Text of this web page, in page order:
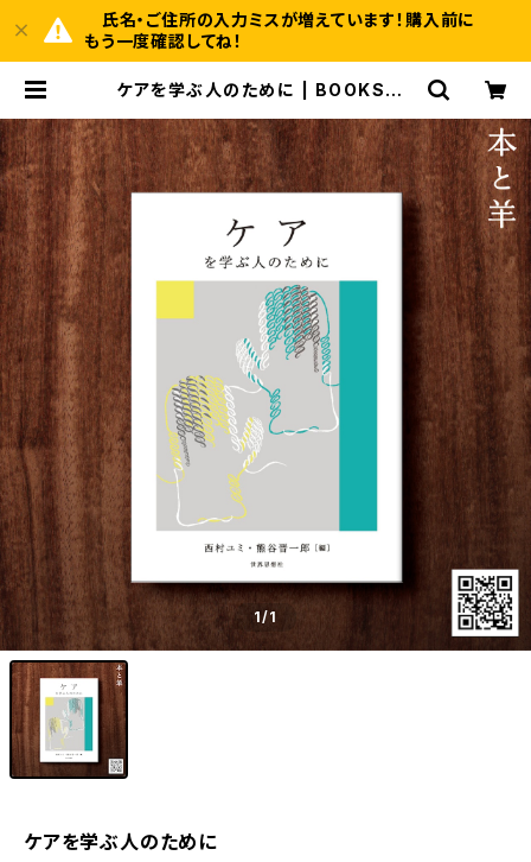
氏名・ご住所の入力ミスが増えています！購入前に
もう一度確認してね！
ケアを学ぶ人のために | BOOKSHO
1/1
ケアを学ぶ人のために